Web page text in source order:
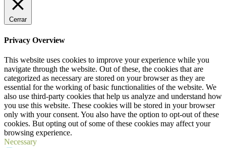
Cerrar
Privacy Overview
This website uses cookies to improve your experience while you
navigate through the website. Out of these, the cookies that are
categorized as necessary are stored on your browser as they are
essential for the working of basic functionalities of the website. We
also use third-party cookies that help us analyze and understand how
you use this website. These cookies will be stored in your browser
only with your consent. You also have the option to opt-out of these
cookies. But opting out of some of these cookies may affect your
browsing experience.
Necessary